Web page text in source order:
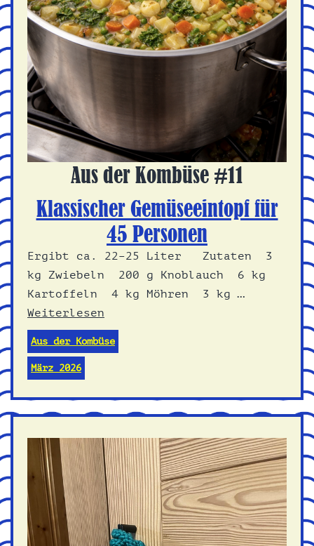
Aus der Kombüse #11
Klassischer Gemüseeintopf für
45 Personen
Ergibt ca. 22–25 Liter Zutaten 3
kg Zwiebeln 200 g Knoblauch 6 kg
Kartoffeln 4 kg Möhren 3 kg …
Weiterlesen
Aus der Kombüse
März 2026